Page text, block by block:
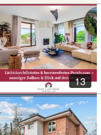
13